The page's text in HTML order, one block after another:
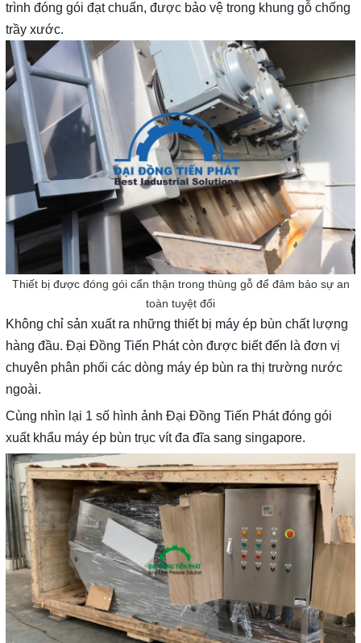
trình đóng gói đạt chuẩn, được bảo vệ trong khung gỗ chống
trầy xước.
Thiết bị được đóng gói cẩn thận trong thùng gỗ để đảm bảo sự an
toàn tuyệt đối
Không chỉ sản xuất ra những thiết bị máy ép bùn chất lượng
hàng đầu. Đại Đồng Tiến Phát còn được biết đến là đơn vị
chuyên phân phối các dòng máy ép bùn ra thị trường nước
ngoài.
Cùng nhìn lại 1 số hình ảnh Đại Đồng Tiến Phát đóng gói
xuất khẩu máy ép bùn trục vít đa đĩa sang singapore.